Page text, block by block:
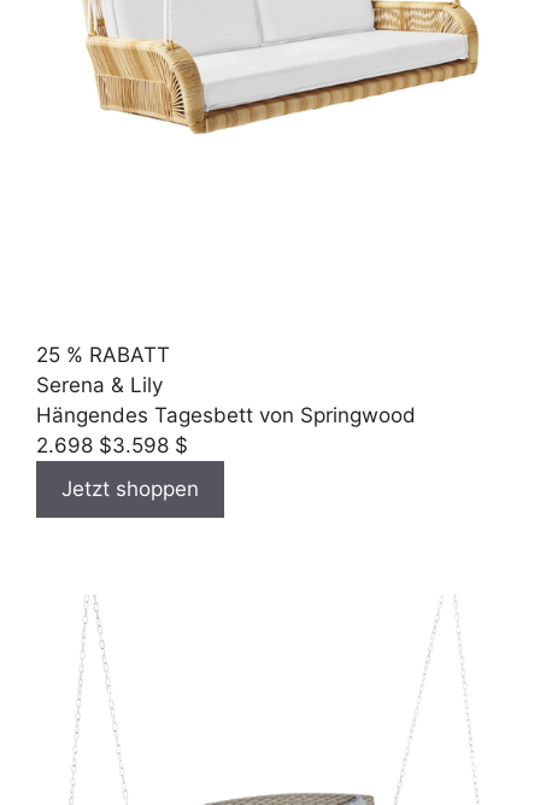
25 % RABATT
Serena & Lily
Hängendes Tagesbett von Springwood
2.698 $3.598 $
Jetzt shoppen